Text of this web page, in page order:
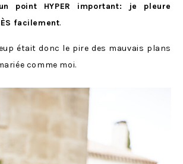
point HYPER important: je pleure
facilement.
était donc le pire des mauvais plans
comme moi.